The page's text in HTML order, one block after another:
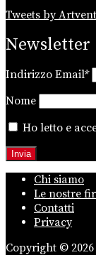
Tweets by
Newsletter
Indirizzo Email*
Nome
Ho letto e
Chi siamo
Le nostre
Contatti
Privacy
Copyright © 2026